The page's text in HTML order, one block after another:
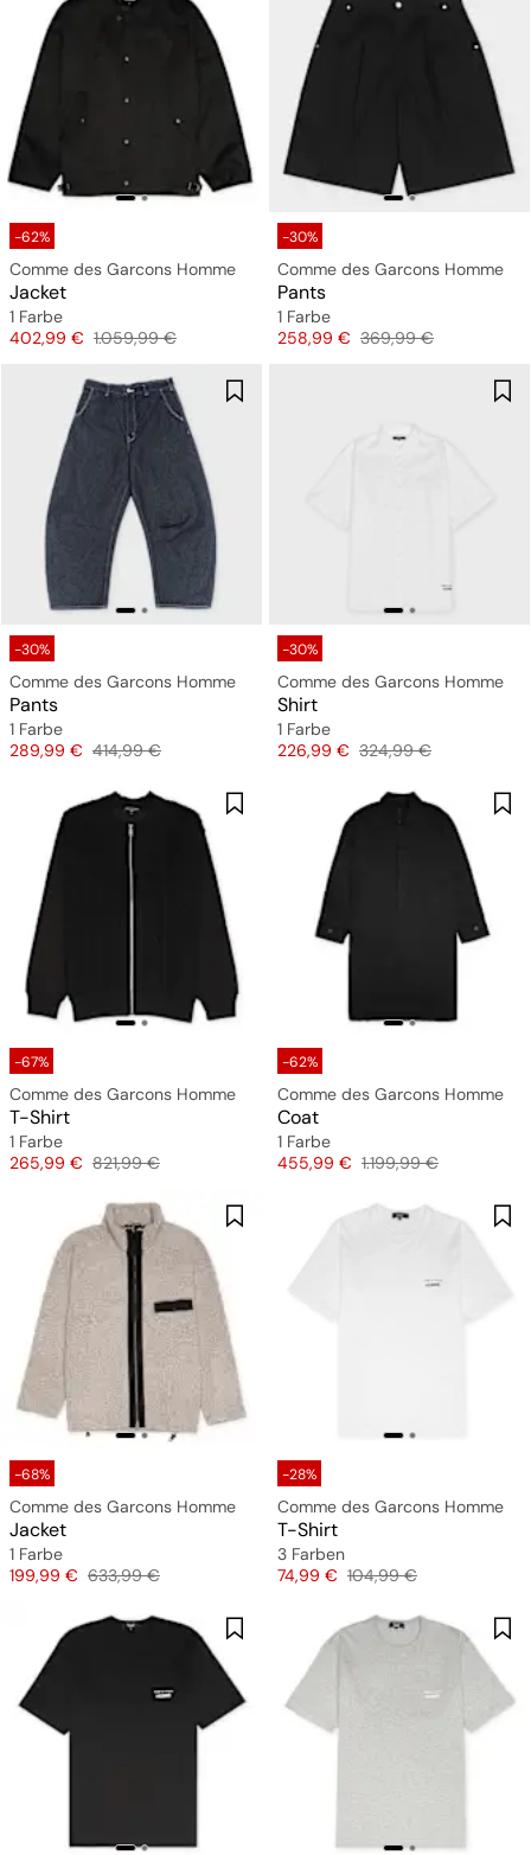
-62%
Comme des Garcons Homme
Jacket
1 Farbe
Preis
402,99 € Originalpreis
1.059,99 €
-30%
Comme des Garcons Homme
Pants
1 Farbe
Preis
258,99 € Originalpreis
369,99 €
-30%
Comme des Garcons Homme
Pants
1 Farbe
Preis
289,99 € Originalpreis
414,99 €
-30%
Comme des Garcons Homme
Shirt
1 Farbe
Preis
226,99 € Originalpreis
324,99 €
-67%
Comme des Garcons Homme
T-Shirt
1 Farbe
Preis
265,99 € Originalpreis
821,99 €
-62%
Comme des Garcons Homme
Coat
1 Farbe
Preis
455,99 € Originalpreis
1.199,99 €
-68%
Comme des Garcons Homme
Jacket
1 Farbe
Preis
199,99 € Originalpreis
633,99 €
-28%
Comme des Garcons Homme
T-Shirt
3 Farben
Preis
74,99 € Originalpreis
104,99 €